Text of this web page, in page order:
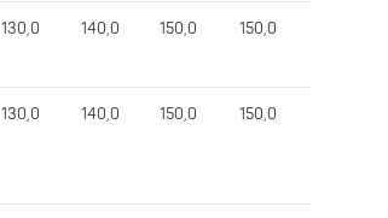
130,0 140,0 150,0 150,0
130,0 140,0 150,0 150,0